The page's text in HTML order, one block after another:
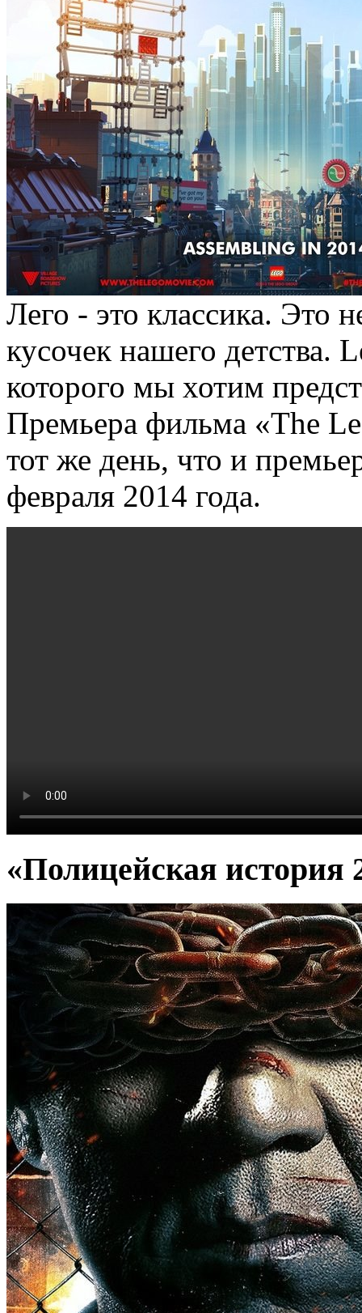
Лего - это классика. Это
кусочек нашего детства.
которого мы хотим
Премьера фильма «The
тот же день, что и
февраля 2014 года.
«Полицейская история